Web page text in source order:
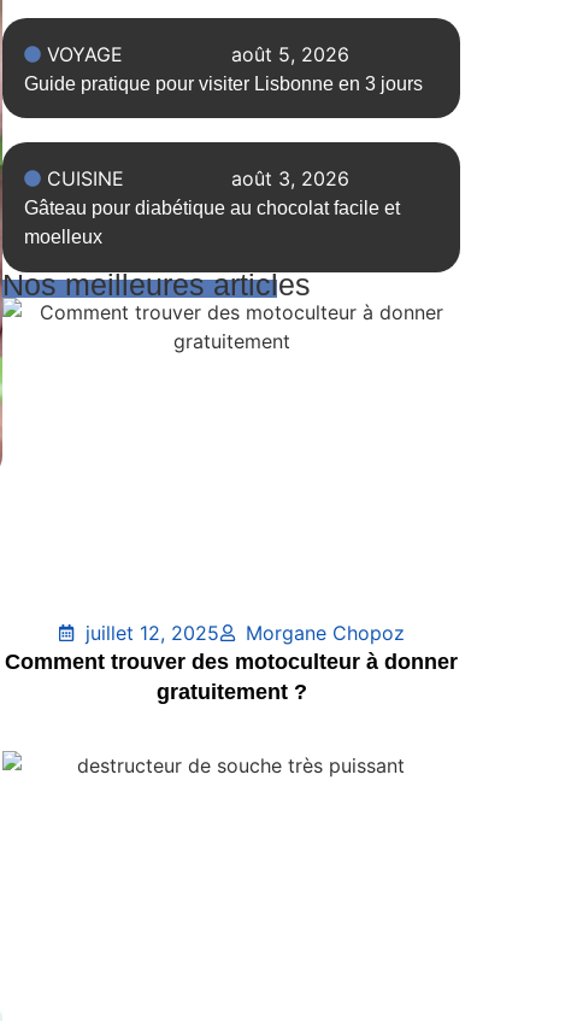
VOYAGE août 5, 2026
Guide pratique pour visiter Lisbonne en 3 jours
CUISINE août 3, 2026
Gâteau pour diabétique au chocolat facile et
moelleux
Nos meilleures articles
juillet 12, 2025
Morgane Chopoz
Comment trouver des motoculteur à donner
gratuitement ?